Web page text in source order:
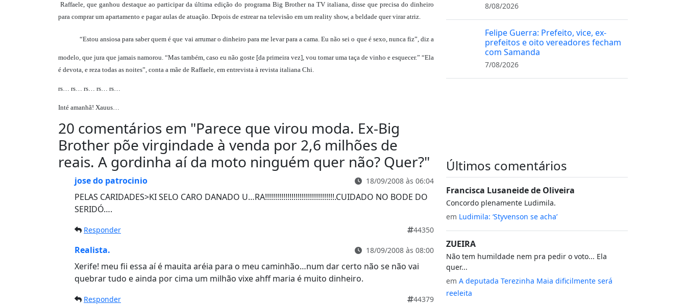
Raffaele, que ganhou destaque ao participar da última edição do programa Big Brother na TV italiana, disse que precisa do dinheiro
para comprar um apartamento e pagar aulas de atuação. Depois de estrear na televisão em um reality show, a beldade quer virar atriz.
“Estou ansiosa para saber quem é que vai arrumar o dinheiro para me levar para a cama. Eu não sei o que é sexo, nunca fiz”, diz a
modelo, que jura que jamais namorou. “Mas também, caso eu não goste [da primeira vez], vou tomar uma taça de vinho e esquecer.” “Ela
é devota, e reza todas as noites”, conta a mãe de Raffaele, em entrevista à revista italiana Chi.
rs… rs… rs… rs… rs…
Inté amanhã! Xauus…
20 comentários em "Parece que virou moda. Ex-Big
Brother põe virgindade à venda por 2,6 milhões de
reais. A gordinha aí da moto ninguém quer não? Quer?"
jose do patrocinio 18/09/2008 às 06:04
PELAS CARIDADES>KI SELO CARO DANADO U…RA!!!!!!!!!!!!!!!!!!!!!!!!!!!!!!!!!!.CUIDADO NO BODE DO
SERIDÓ….
Responder 44350
Realista. 18/09/2008 às 08:00
Xerife! meu fii essa aí é mauita aréia para o meu caminhão…num dar certo não se não vai
quebrar tudo e ainda por cima um milhão vixe ahff maria é muito dinheiro.
Responder 44379
8/08/2026
Felipe Guerra: Prefeito, vice, ex-
prefeitos e oito vereadores fecham
com Samanda
7/08/2026
Últimos comentários
Francisca Lusaneide de Oliveira
Concordo plenamente Ludimila.
em Ludimila: ‘Styvenson se acha’
ZUEIRA
Não tem humildade nem pra pedir o voto... Ela
quer...
em A deputada Terezinha Maia dificilmente será
reeleita